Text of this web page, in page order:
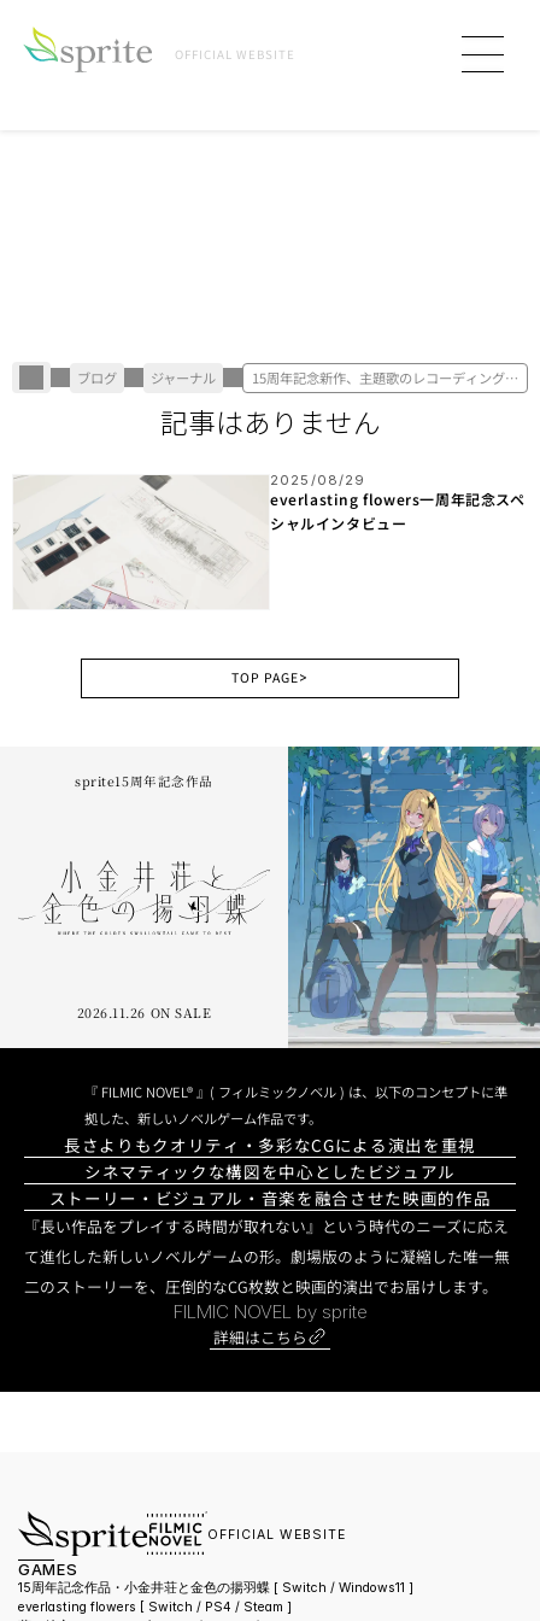
OFFICIAL WEBSITE
ブログ ジャーナル
15周年記念新作、主題歌のレコーディングが
終わりました
記事はありません
2025/08/29
everlasting flowers一周年記念スペ
シャルインタビュー
TOP PAGE>
sprite15周年記念作品
2026.11.26 ON SALE
『 FILMIC NOVEL® 』( フィルミックノベル ) は、以下のコンセプトに準
拠した、新しいノベルゲーム作品です。
長さよりもクオリティ・多彩なCGによる演出を重視
シネマティックな構図を中心としたビジュアル
ストーリー・ビジュアル・音楽を融合させた映画的作品
『長い作品をプレイする時間が取れない』という時代のニーズに応え
て進化した新しいノベルゲームの形。劇場版のように凝縮した唯一無
二のストーリーを、圧倒的なCG枚数と映画的演出でお届けします。
FILMIC NOVEL by sprite
詳細はこちら
OFFICIAL WEBSITE
GAMES
15周年記念作品・小金井荘と金色の揚羽蝶 [ Switch / Windows11 ]
everlasting flowers [ Switch / PS4 / Steam ]